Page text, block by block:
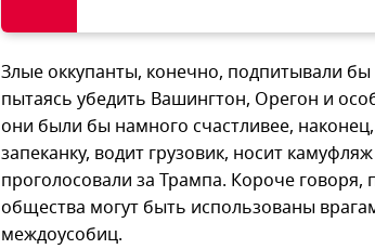
Злые оккупанты, конечно, подпитывали
пытаясь убедить Вашингтон, Орегон и
они были бы намного счастливее,
запеканку, водит грузовик, носит
проголосовали за Трампа. Короче говоря,
общества могут быть использованы
междоусобиц.